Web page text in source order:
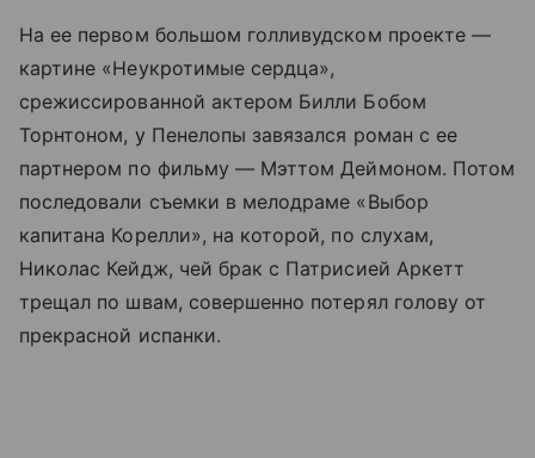
На ее первом большом голливудском проекте —
картине «Неукротимые сердца»,
срежиссированной актером Билли Бобом
Торнтоном, у Пенелопы завязался роман с ее
партнером по фильму — Мэттом Деймоном. Потом
последовали съемки в мелодраме «Выбор
капитана Корелли», на которой, по слухам,
Николас Кейдж, чей брак с Патрисией Аркетт
трещал по швам, совершенно потерял голову от
прекрасной испанки.